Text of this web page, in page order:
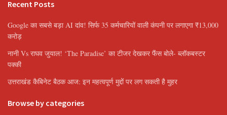
Recent Posts
Google का सबसे बड़ा AI दांव! सिर्फ 35 कर्मचारियों वाली कंपनी पर लगाएगा ₹13,000
करोड़
नानी Vs राघव जुयाल! ‘The Paradise’ का टीजर देखकर फैंस बोले- ब्लॉकबस्टर
पक्की
उत्तराखंड कैबिनेट बैठक आज: इन महत्वपूर्ण मुद्दों पर लग सकती है मुहर
Browse by categories